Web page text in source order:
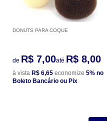
DONUTS PARA COQUE
de R$ 7,00até R$ 8,00
à vista R$ 6,65 economize 5% no
Boleto Bancário ou Pix